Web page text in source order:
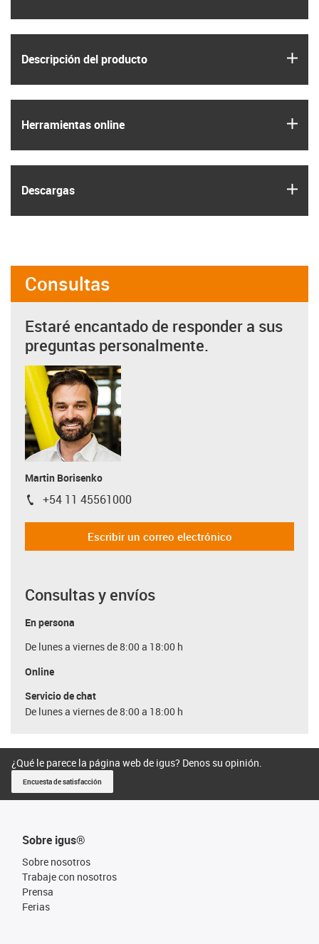
Descripción del producto
Herramientas online
Descargas
Consultas
Estaré encantado de responder a sus
preguntas personalmente.
Martin Borisenko
igus-icon-phone
+54 11 45561000
Escribir un correo electrónico
Consultas y envíos
En persona
De lunes a viernes de 8:00 a 18:00 h
Online
Servicio de chat
De lunes a viernes de 8:00 a 18:00 h
¿Qué le parece la página web de igus? Denos su opinión.
Encuesta de satisfacción
Sobre igus®
Sobre nosotros
Trabaje con nosotros
Prensa
Ferias